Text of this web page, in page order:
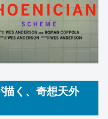
描く、奇想天外